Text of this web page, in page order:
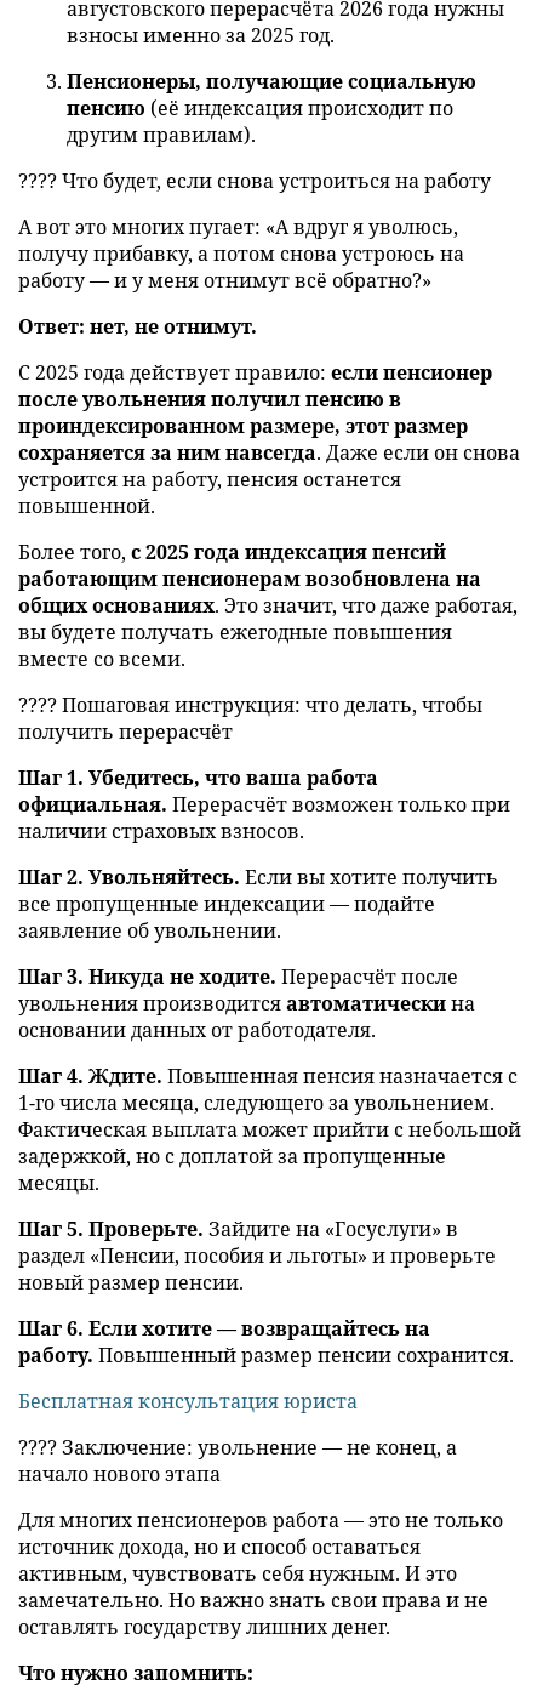
августовского перерасчёта 2026 года нужны
взносы именно за 2025 год.
Пенсионеры, получающие социальную
пенсию (её индексация происходит по
другим правилам).
???? Что будет, если снова устроиться на работу
А вот это многих пугает: «А вдруг я уволюсь,
получу прибавку, а потом снова устроюсь на
работу — и у меня отнимут всё обратно?»
Ответ: нет, не отнимут.
С 2025 года действует правило: если пенсионер
после увольнения получил пенсию в
проиндексированном размере, этот размер
сохраняется за ним навсегда. Даже если он снова
устроится на работу, пенсия останется
повышенной.
Более того, с 2025 года индексация пенсий
работающим пенсионерам возобновлена на
общих основаниях. Это значит, что даже работая,
вы будете получать ежегодные повышения
вместе со всеми.
???? Пошаговая инструкция: что делать, чтобы
получить перерасчёт
Шаг 1. Убедитесь, что ваша работа
официальная. Перерасчёт возможен только при
наличии страховых взносов.
Шаг 2. Увольняйтесь. Если вы хотите получить
все пропущенные индексации — подайте
заявление об увольнении.
Шаг 3. Никуда не ходите. Перерасчёт после
увольнения производитсяавтоматическина
основании данных от работодателя.
Шаг 4. Ждите. Повышенная пенсия назначается с
1-го числа месяца, следующего за увольнением.
Фактическая выплата может прийти с небольшой
задержкой, но с доплатой за пропущенные
месяцы.
Шаг 5. Проверьте. Зайдите на «Госуслуги» в
раздел «Пенсии, пособия и льготы» и проверьте
новый размер пенсии.
Шаг 6. Если хотите — возвращайтесь на
работу. Повышенный размер пенсии сохранится.
Бесплатная консультация юриста
???? Заключение: увольнение — не конец, а
начало нового этапа
Для многих пенсионеров работа — это не только
источник дохода, но и способ оставаться
активным, чувствовать себя нужным. И это
замечательно. Но важно знать свои права и не
оставлять государству лишних денег.
Что нужно запомнить: